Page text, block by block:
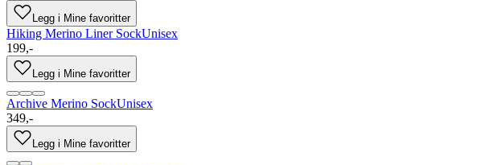
Legg i Mine favoritter
Hiking Merino Liner SockUnisex
199,-
Legg i Mine favoritter
Archive Merino SockUnisex
349,-
Legg i Mine favoritter